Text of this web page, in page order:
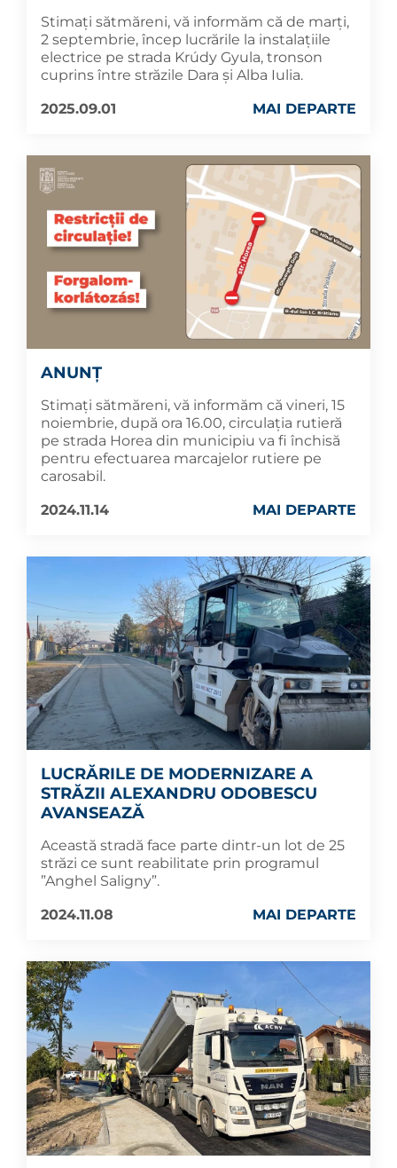
Stimați sătmăreni, vă informăm că de marți,
2 septembrie, încep lucrările la instalațiile
electrice pe strada Krúdy Gyula, tronson
cuprins între străzile Dara și Alba Iulia.
2025.09.01
MAI DEPARTE
ANUNȚ
Stimați sătmăreni, vă informăm că vineri, 15
noiembrie, după ora 16.00, circulația rutieră
pe strada Horea din municipiu va fi închisă
pentru efectuarea marcajelor rutiere pe
carosabil.
2024.11.14
MAI DEPARTE
LUCRĂRILE DE MODERNIZARE A
STRĂZII ALEXANDRU ODOBESCU
AVANSEAZĂ
Această stradă face parte dintr-un lot de 25
străzi ce sunt reabilitate prin programul
”Anghel Saligny”.
2024.11.08
MAI DEPARTE